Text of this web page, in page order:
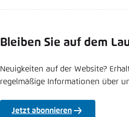
Bleiben Sie auf dem
Neuigkeiten auf der Website?
regelmäßige Informationen über
Jetzt abonnieren